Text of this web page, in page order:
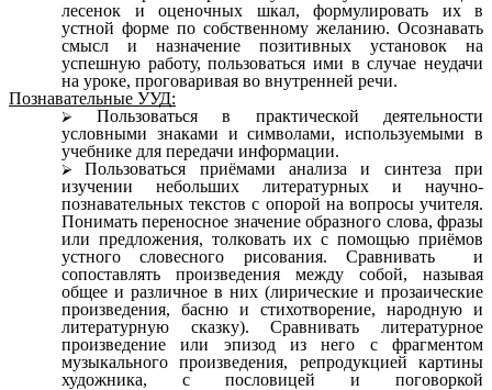
лесенок и оценочных шкал, формулировать их в
устной форме по собственному желанию. Осознавать
смысл и назначение позитивных установок на
успешную работу, пользоваться ими в случае неудачи
на уроке, проговаривая во внутренней речи.
Познавательные УУД:
Пользоваться в практической деятельности
условными знаками и символами, используемыми в
учебнике для передачи информации.
Пользоваться приёмами анализа и синтеза при
изучении небольших литературных и научно-
познавательных текстов с опорой на вопросы учителя.
Понимать переносное значение образного слова, фразы
или предложения, толковать их с помощью приёмов
устного словесного рисования. Сравнивать и
сопоставлять произведения между собой, называя
общее и различное в них (лирические и прозаические
произведения, басню и стихотворение, народную и
литературную сказку). Сравнивать литературное
произведение или эпизод из него с фрагментом
музыкального произведения, репродукцией картины
художника, с пословицей и поговоркой